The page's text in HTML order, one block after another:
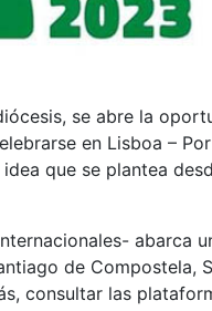
se abre la
en Lisboa –
que se plantea
abarca
de Compostela,
consultar las